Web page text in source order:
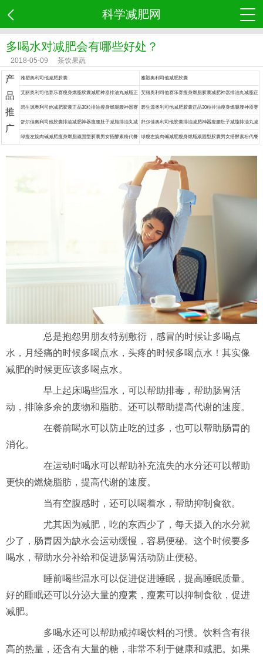
科学减肥网
多喝水对减肥会有哪些好处？
2018-05-09 茶饮果蔬
产
品
推
广
雅塑奥利司他减肥胶囊 雅塑奥利司他减肥胶囊
艾丽奥利司他赛乐赛瘦身燃脂胶囊减肥神器排油丸减脂正
品药
艾丽奥利司他赛乐赛瘦身燃脂胶囊减肥神器排油丸减脂正
品药
碧生源奥利司他减肥胶囊正品30粒排油瘦身燃腿腰神器赛
乐赛丸脂药
碧生源奥利司他减肥胶囊正品30粒排油瘦身燃腿腰神器赛
乐赛丸脂药
舒尔佳奥利司他胶囊排油减肥神器瘦腰肚子减脂排油丸减
肥药
舒尔佳奥利司他胶囊排油减肥神器瘦腰肚子减脂排油丸减
肥药
绿瘦左旋肉碱减肥瘦身燃脂顽固型胶囊男女搭酵素粉代餐 绿瘦左旋肉碱减肥瘦身燃脂顽固型胶囊男女搭酵素粉代餐
总是抱怨男朋友特别敷衍，感冒的时候让多喝点
水，月经痛的时候多喝点水，头疼的时候多喝点水！其实像
减肥的时候更应该多喝点水。
早上起床喝些温水，可以帮助排毒，帮助肠胃活
动，排除多余的废物和脂肪。还可以帮助提高代谢的速度。
在餐前喝水可以防止吃的过多，也可以帮助肠胃的
消化。
在运动时喝水可以帮助补充流失的水分还可以帮助
更快的燃烧脂肪，提高代谢的速度。
当有空腹感时，还可以喝着水，帮助抑制食欲。
尤其因为减肥，吃的东西少了，每天摄入的水分就
少了，肠胃因为缺水会运动缓慢，容易便秘。这个时候要多
喝水，帮助水分补给和促进肠胃活动防止便秘。
睡前喝些温水可以促进促进睡眠，提高睡眠质量。
好的睡眠还可以分泌大量的瘦素，瘦素可以抑制食欲，促进
减肥。
多喝水还可以帮助戒掉喝饮料的习惯。饮料含有很
高的热量，还含有大量的糖，非常不利于健康和减肥。如果